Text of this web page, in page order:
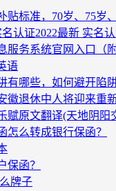
贴标准，70岁、75岁
认证2022最新 实名
服务系统官网入口（
语
有哪些，如何避开陷阱
徽退休中人将迎来重
赋原文翻译(天地阴阳
怎么转成银行保函？
保函？
牌子